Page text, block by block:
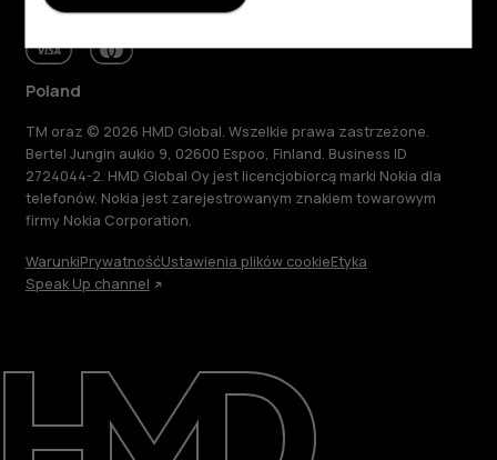
Naprawa i recykling
Zrównoważony rozwój
Wsparcie
Poland
TM oraz © 2026 HMD Global. Wszelkie prawa zastrzeżone.
Bertel Jungin aukio 9, 02600 Espoo, Finland. Business ID
2724044-2. HMD Global Oy jest licencjobiorcą marki Nokia dla
telefonów. Nokia jest zarejestrowanym znakiem towarowym
firmy Nokia Corporation.
WarunkiPrywatnośćUstawienia plików cookieEtyka
Speak Up channel